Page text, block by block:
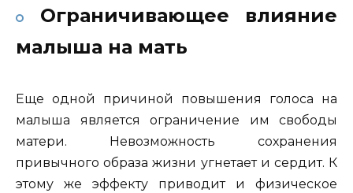
Ограничивающее влияние
малыша на мать
Еще одной причиной повышения голоса на
малыша является ограничение им свободы
матери. Невозможность сохранения
привычного образа жизни угнетает и сердит. К
этому же эффекту приводит и физическое